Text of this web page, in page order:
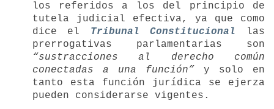
los referidos a los del principio de
tutela judicial efectiva, ya que como
dice el Tribunal Constitucional las
prerrogativas parlamentarias son
“sustracciones al derecho común
conectadas a una función” y solo en
tanto esta función jurídica se ejerza
pueden considerarse vigentes.